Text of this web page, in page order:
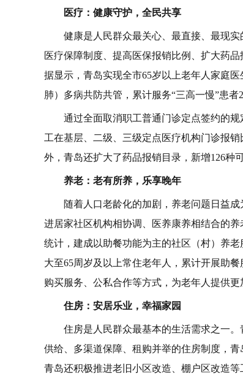
医疗：健康守护，全民共享
健康是人民群众最关心、最直接、最现
医疗保障制度、提高医保报销比例、扩大药
据显示，青岛实现全市65岁以上老年人家庭
肺）多病共防共管，累计服务“三高一慢”患者
通过全面取消职工普通门诊定点签约的
工在基层、二级、三级定点医疗机构门诊报
外，青岛还扩大了药品报销目录，新增126种
养老：老有所养，乐享晚年
随着人口老龄化的加剧，养老问题日益
进居家社区机构相协调、医养康养相结合的
统计，建成以助餐功能为主的社区（村）养
大至65周岁及以上常住老年人，累计开展助
购买服务、公私合作等方式，为老年人提供更
住房：安居乐业，幸福家园
住房是人民群众最基本的生活需求之一
供给、多渠道保障、租购并举的住房制度，
青岛还积极推进老旧小区改造、棚户区改造